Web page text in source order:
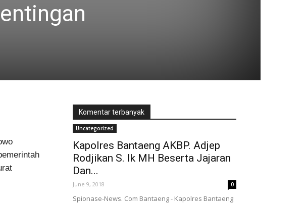
Komentar terbanyak
Uncategorized
Kapolres Bantaeng AKBP. Adjep
Rodjikan S. Ik MH Beserta Jajaran
Dan...
June 9, 2018 0
Spionase-News. Com Bantaeng - Kapolres Bantaeng